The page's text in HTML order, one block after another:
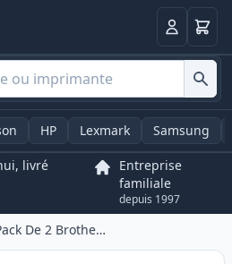
Panier
HP Lexmark Samsung
livré
Entreprise
familiale
depuis 1997
Pack De 2 Brother TN2420 Toner Compatibles Haute Capacité Noir (Ink Hero)